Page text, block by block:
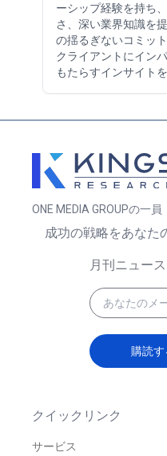
ーシップ経験を持ち
さ、深い業界知識を
の揺るぎないコミッ
クライアントにイン
もたらすインサイト
ONE MEDIA GROUPの一員
クイックリンク
サービス
成功の戦略をあなた
月刊ニュー
購読す